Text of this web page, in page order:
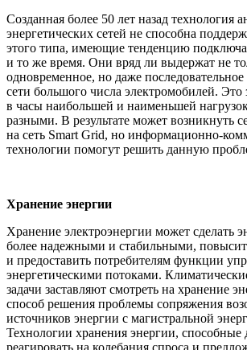
Созданная более 50 лет назад технология
энергетических сетей не способна
этого типа, имеющие тенденцию
и то же время. Они вряд ли выдержат не
одновременное, но даже
сети большого числа электромобилей. Это
в часы наибольшей и наименьшей
разными. В результате может возникнуть
на сеть Smart Grid, но информационно-
технологии помогут решить данную
Хранение энергии
Хранение электроэнергии может сделать
более надежными и стабильными,
и предоставить потребителям функции
энергетическими потоками.
задачи заставляют смотреть на хранение
способ решения проблемы сопряжения
источников энергии с магистральной
Технологии хранения энергии,